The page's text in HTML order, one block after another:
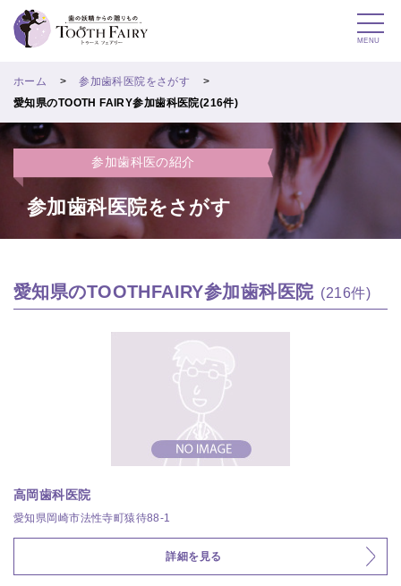
MENU
ホーム
参加歯科医院をさがす
愛知県のTOOTH FAIRY参加歯科医院(216件)
参加歯科医の紹介
参加歯科医院をさがす
愛知県のTOOTHFAIRY参加歯科医院 (216件)
高岡歯科医院
愛知県岡崎市法性寺町猿待88-1
詳細を見る